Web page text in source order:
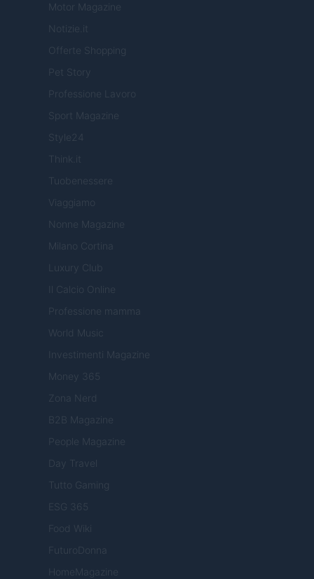
Motor Magazine
Notizie.it
Offerte Shopping
Pet Story
Professione Lavoro
Sport Magazine
Style24
Think.it
Tuobenessere
Viaggiamo
Nonne Magazine
Milano Cortina
Luxury Club
Il Calcio Online
Professione mamma
World Music
Investimenti Magazine
Money 365
Zona Nerd
B2B Magazine
People Magazine
Day Travel
Tutto Gaming
ESG 365
Food Wiki
FuturoDonna
HomeMagazine